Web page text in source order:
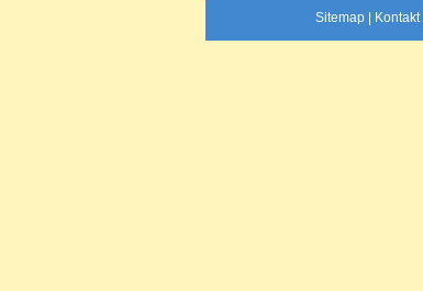
Sitemap Kontakt|